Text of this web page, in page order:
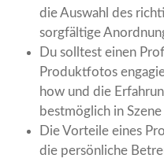
die Auswahl des
sorgfältige
Du solltest einen
Produktfotos
how und die
bestmöglich in
Die Vorteile eines
die persönliche